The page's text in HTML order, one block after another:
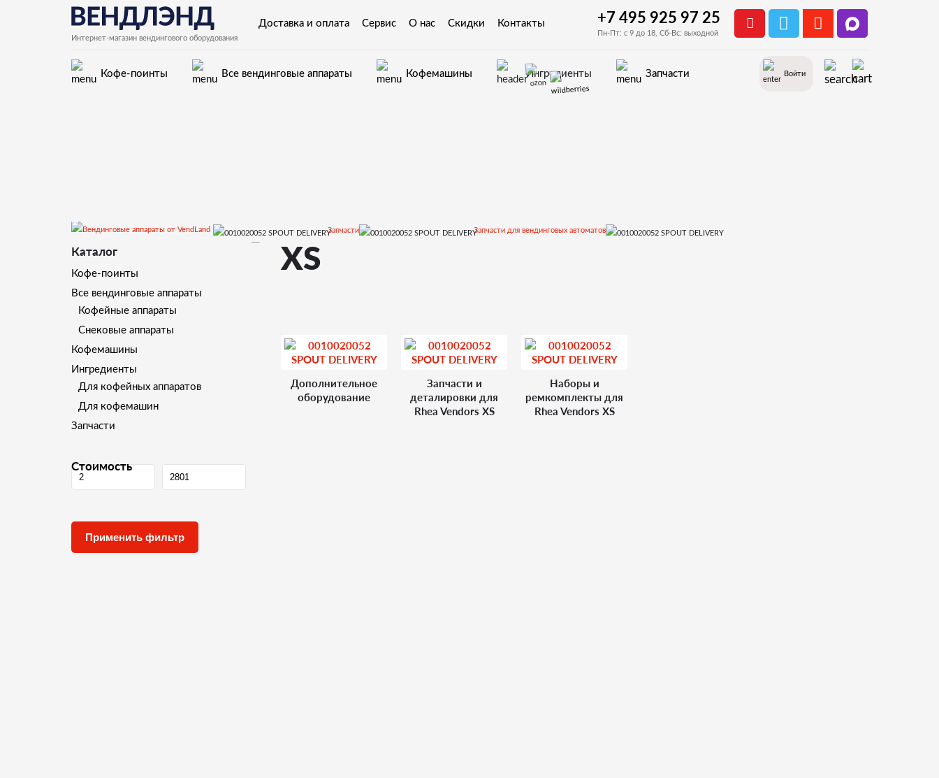
Интернет-магазин вендингового оборудования
Доставка и оплата Сервис О нас Скидки Контакты +7 495 925 97 25
Пн-Пт: с 9 до 18, Сб-Вс: выходной
Кофе-поинты Все вендинговые аппараты Кофемашины Ингредиенты Запчасти Войти
Запчасти Запчасти для вендинговых автоматов
Запчасти для вендинговых автоматов Rhea Vendors
Каталог
Кофе-поинты
Все вендинговые аппараты
Кофейные аппараты
Снековые аппараты
Кофемашины
Ингредиенты
Для кофейных аппаратов
Для кофемашин
Запчасти
Стоимость
ХS
Дополнительное
оборудование
Запчасти и
деталировки для
Rhea Vendors ХS
Наборы и
ремкомплекты для
Rhea Vendors ХS